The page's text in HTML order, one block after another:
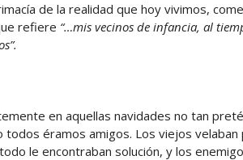
de la realidad que hoy vivimos,
refiere “…mis vecinos de infancia, al
en aquellas navidades no tan
todos éramos amigos. Los viejos velaban
le encontraban solución, y los